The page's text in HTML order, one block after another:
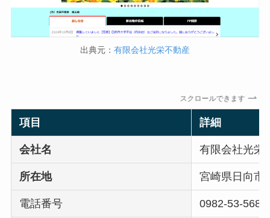
出典元： 有限会社光栄不動産
スクロールできます
項目 詳細
会社名 有限会社光栄
所在地 宮崎県日向市
電話番号 0982-53-5689